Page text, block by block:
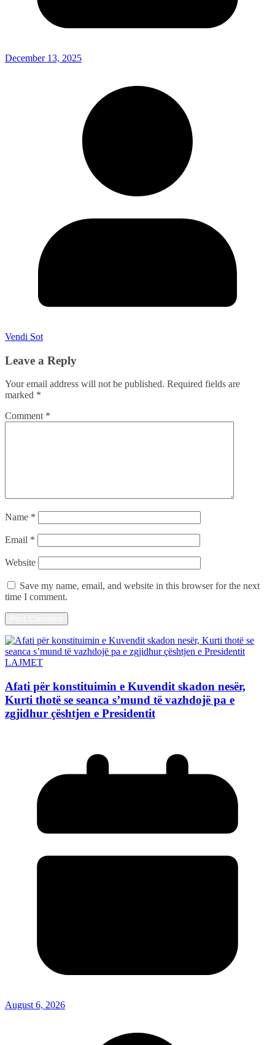
December 13, 2025
Vendi Sot
Leave a Reply
Your email address will not be published. Required fields are
marked *
Comment *
Name *
Email *
Website
Save my name, email, and website in this browser for the next
time I comment.
LAJMET
Afati për konstituimin e Kuvendit skadon nesër,
Kurti thotë se seanca s’mund të vazhdojë pa e
zgjidhur çështjen e Presidentit
August 6, 2026